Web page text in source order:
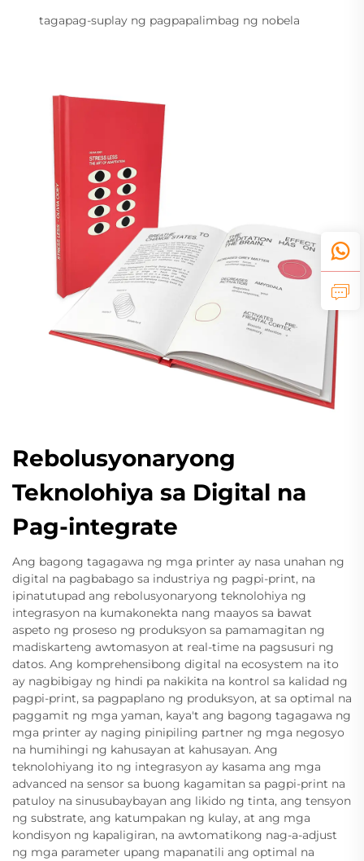
tagapag-suplay ng pagpapalimbag ng nobela
Rebolusyonaryong
Teknolohiya sa Digital na
Pag-integrate
Ang bagong tagagawa ng mga printer ay nasa unahan ng
digital na pagbabago sa industriya ng pagpi-print, na
ipinatutupad ang rebolusyonaryong teknolohiya ng
integrasyon na kumakonekta nang maayos sa bawat
aspeto ng proseso ng produksyon sa pamamagitan ng
madiskarteng awtomasyon at real-time na pagsusuri ng
datos. Ang komprehensibong digital na ecosystem na ito
ay nagbibigay ng hindi pa nakikita na kontrol sa kalidad ng
pagpi-print, sa pagpaplano ng produksyon, at sa optimal na
paggamit ng mga yaman, kaya't ang bagong tagagawa ng
mga printer ay naging pinipiling partner ng mga negosyo
na humihingi ng kahusayan at kahusayan. Ang
teknolohiyang ito ng integrasyon ay kasama ang mga
advanced na sensor sa buong kagamitan sa pagpi-print na
patuloy na sinusubaybayan ang likido ng tinta, ang tensyon
ng substrate, ang katumpakan ng kulay, at ang mga
kondisyon ng kapaligiran, na awtomatikong nag-a-adjust
ng mga parameter upang mapanatili ang optimal na